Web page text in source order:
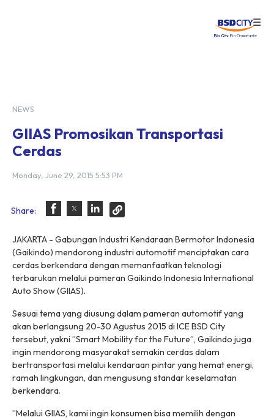
☰
NEWS
GIIAS Promosikan Transportasi
Cerdas
Monday, June 29, 2015 5:53 PM
Share:
JAKARTA - Gabungan Industri Kendaraan Bermotor Indonesia
(Gaikindo) mendorong industri automotif menciptakan cara
cerdas berkendara dengan memanfaatkan teknologi
terbarukan melalui pameran Gaikindo Indonesia International
Auto Show (GIIAS).
Sesuai tema yang diusung dalam pameran automotif yang
akan berlangsung 20-30 Agustus 2015 di ICE BSD City
tersebut, yakni ”Smart Mobility for the Future”, Gaikindo juga
ingin mendorong masyarakat semakin cerdas dalam
bertransportasi melalui kendaraan pintar yang hemat energi,
ramah lingkungan, dan mengusung standar keselamatan
berkendara.
”Melalui GIIAS, kami ingin konsumen bisa memilih dengan